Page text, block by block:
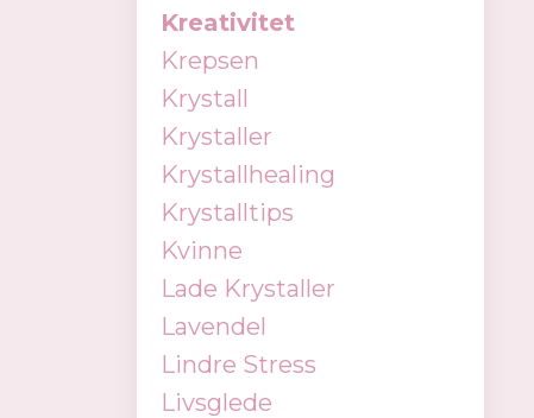
Kreativitet
Krepsen
Krystall
Krystaller
Krystallhealing
Krystalltips
Kvinne
Lade Krystaller
Lavendel
Lindre Stress
Livsglede